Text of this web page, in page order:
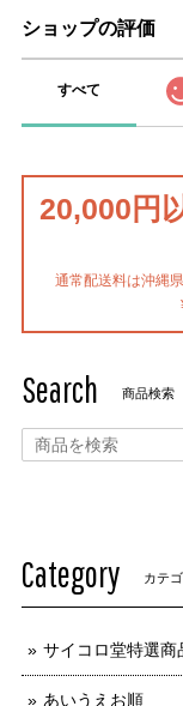
ショップの評価
すべて
20,000円
通常配送料は沖縄
Search 商品検索
Category カテ
サイコロ堂特選商
あいうえお順